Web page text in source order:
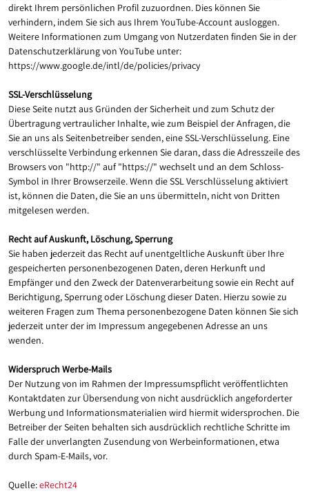
direkt Ihrem persönlichen Profil zuzuordnen. Dies können Sie
verhindern, indem Sie sich aus Ihrem YouTube-Account ausloggen.
Weitere Informationen zum Umgang von Nutzerdaten finden Sie in der
Datenschutzerklärung von YouTube unter:
https://www.google.de/intl/de/policies/privacy
SSL-Verschlüsselung
Diese Seite nutzt aus Gründen der Sicherheit und zum Schutz der
Übertragung vertraulicher Inhalte, wie zum Beispiel der Anfragen, die
Sie an uns als Seitenbetreiber senden, eine SSL-Verschlüsselung. Eine
verschlüsselte Verbindung erkennen Sie daran, dass die Adresszeile des
Browsers von "http://" auf "https://" wechselt und an dem Schloss-
Symbol in Ihrer Browserzeile. Wenn die SSL Verschlüsselung aktiviert
ist, können die Daten, die Sie an uns übermitteln, nicht von Dritten
mitgelesen werden.
Recht auf Auskunft, Löschung, Sperrung
Sie haben jederzeit das Recht auf unentgeltliche Auskunft über Ihre
gespeicherten personenbezogenen Daten, deren Herkunft und
Empfänger und den Zweck der Datenverarbeitung sowie ein Recht auf
Berichtigung, Sperrung oder Löschung dieser Daten. Hierzu sowie zu
weiteren Fragen zum Thema personenbezogene Daten können Sie sich
jederzeit unter der im Impressum angegebenen Adresse an uns
wenden.
Widerspruch Werbe-Mails
Der Nutzung von im Rahmen der Impressumspflicht veröffentlichten
Kontaktdaten zur Übersendung von nicht ausdrücklich angeforderter
Werbung und Informationsmaterialien wird hiermit widersprochen. Die
Betreiber der Seiten behalten sich ausdrücklich rechtliche Schritte im
Falle der unverlangten Zusendung von Werbeinformationen, etwa
durch Spam-E-Mails, vor.
Quelle:eRecht24